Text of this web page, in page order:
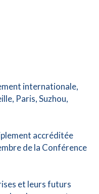
internationale,
Paris, Suzhou,
accréditée
de la Conférence
et leurs futurs